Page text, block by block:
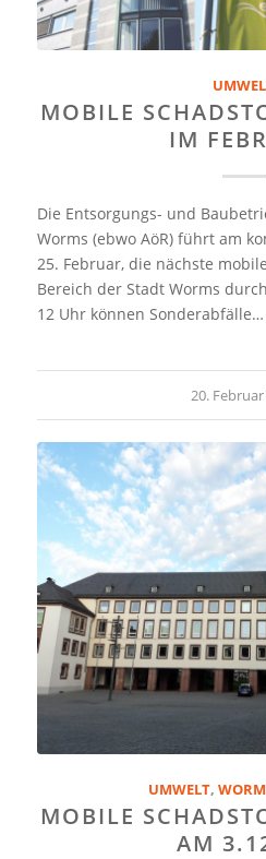
MOBILE
IM
Die Entsorgungs- und
Worms (ebwo AöR) führt am
25. Februar, die nächste
Bereich der Stadt Worms
12 Uhr können Sonderabfälle…
20.
UMWELT,
MOBILE
AM